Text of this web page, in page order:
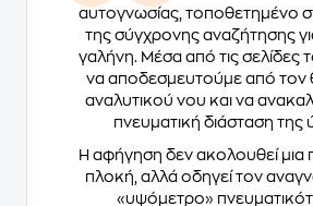
αυτογνωσίας, τοποθετημένο
της σύγχρονης αναζήτησης
γαλήνη. Μέσα από τις σελίδες
να αποδεσμευτούμε από τον
αναλυτικού νου και να
πνευματική διάσταση της
Η αφήγηση δεν ακολουθεί μια
πλοκή, αλλά οδηγεί τον
«υψόμετρο»